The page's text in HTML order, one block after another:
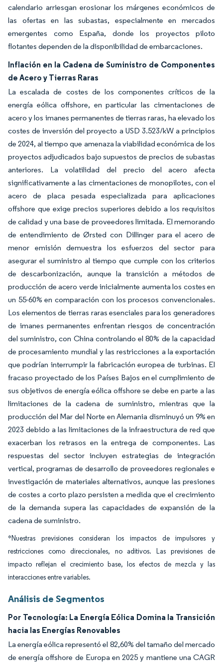
calendario arriesgan erosionar los márgenes económicos de
las ofertas en las subastas, especialmente en mercados
emergentes como España, donde los proyectos piloto
flotantes dependen de la disponibilidad de embarcaciones.
Inflación en la Cadena de Suministro de Componentes
de Acero y Tierras Raras
La escalada de costes de los componentes críticos de la
energía eólica offshore, en particular las cimentaciones de
acero y los imanes permanentes de tierras raras, ha elevado los
costes de inversión del proyecto a USD 3.523/kW a principios
de 2024, al tiempo que amenaza la viabilidad económica de los
proyectos adjudicados bajo supuestos de precios de subastas
anteriores. La volatilidad del precio del acero afecta
significativamente a las cimentaciones de monopilotes, con el
acero de placa pesada especializada para aplicaciones
offshore que exige precios superiores debido a los requisitos
de calidad y una base de proveedores limitada. El memorando
de entendimiento de Ørsted con Dillinger para el acero de
menor emisión demuestra los esfuerzos del sector para
asegurar el suministro al tiempo que cumple con los criterios
de descarbonización, aunque la transición a métodos de
producción de acero verde inicialmente aumenta los costes en
un 55-60% en comparación con los procesos convencionales.
Los elementos de tierras raras esenciales para los generadores
de imanes permanentes enfrentan riesgos de concentración
del suministro, con China controlando el 80% de la capacidad
de procesamiento mundial y las restricciones a la exportación
que podrían interrumpir la fabricación europea de turbinas. El
fracaso proyectado de los Países Bajos en el cumplimiento de
sus objetivos de energía eólica offshore se debe en parte a las
limitaciones de la cadena de suministro, mientras que la
producción del Mar del Norte en Alemania disminuyó un 9% en
2023 debido a las limitaciones de la infraestructura de red que
exacerban los retrasos en la entrega de componentes. Las
respuestas del sector incluyen estrategias de integración
vertical, programas de desarrollo de proveedores regionales e
investigación de materiales alternativos, aunque las presiones
de costes a corto plazo persisten a medida que el crecimiento
de la demanda supera las capacidades de expansión de la
cadena de suministro.
*Nuestras previsiones consideran los impactos de impulsores y
restricciones como direccionales, no aditivos. Las previsiones de
impacto reflejan el crecimiento base, los efectos de mezcla y las
interacciones entre variables.
Análisis de Segmentos
Por Tecnología: La Energía Eólica Domina la Transición
hacia las Energías Renovables
La energía eólica representó el 82,60% del tamaño del mercado
de energía offshore de Europa en 2025 y mantiene una CAGR